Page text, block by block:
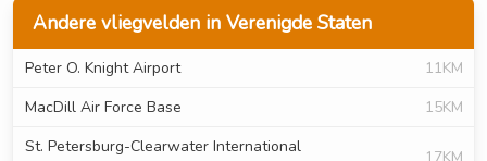
Andere vliegvelden in Verenigde Staten
Peter O. Knight Airport
11KM
MacDill Air Force Base
15KM
St. Petersburg-Clearwater International